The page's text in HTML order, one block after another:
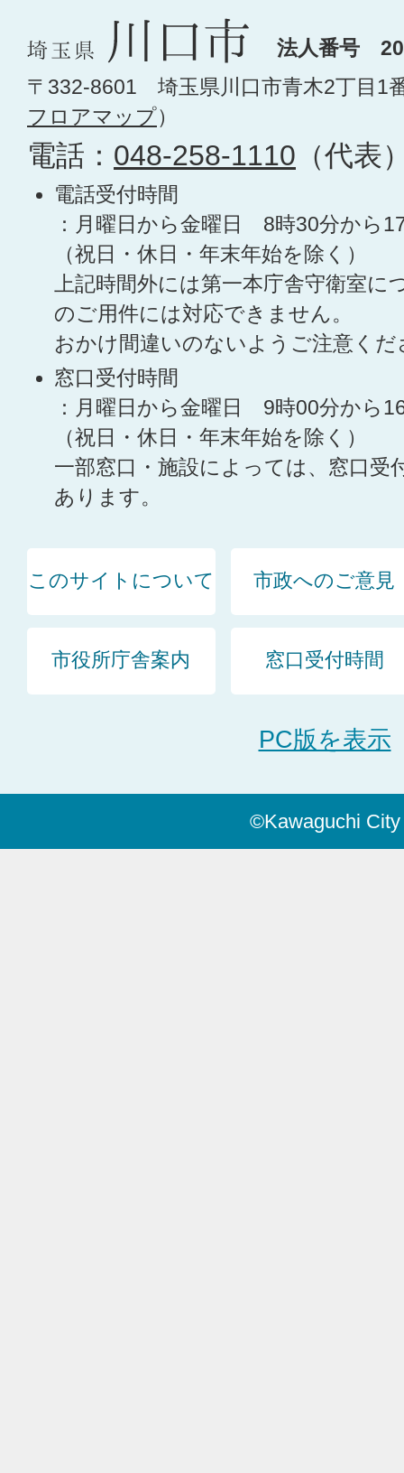
法人番号
〒332-8601 埼玉県川口市青木2丁目1
フロアマップ）
電話： 048-258-1110 （代表
電話受付時間
：月曜日から金曜日 8時30分から
（祝日・休日・年末年始を除く）
上記時間外には第一本庁舎守衛室
のご用件には対応できません。
おかけ間違いのないようご注意くだ
窓口受付時間
：月曜日から金曜日 9時00分から
（祝日・休日・年末年始を除く）
一部窓口・施設によっては、窓口受
あります。
このサイトについて 市政へのご意見
市役所庁舎案内 窓口受付時間
PC版を表示
©Kawaguchi City